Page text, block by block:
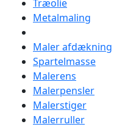
Træolie
Metalmaling
Maler afdækning
Spartelmasse
Malerens
Malerpensler
Malerstiger
Malerruller